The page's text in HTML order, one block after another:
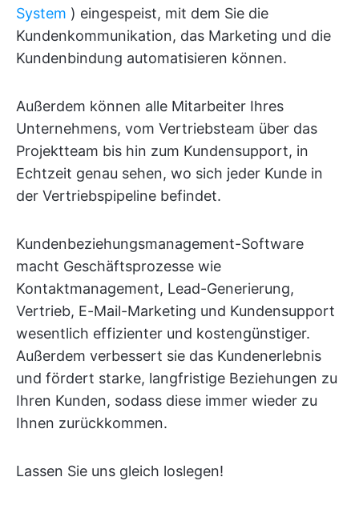
System ) eingespeist, mit dem Sie die
Kundenkommunikation, das Marketing und die
Kundenbindung automatisieren können.
Außerdem können alle Mitarbeiter Ihres
Unternehmens, vom Vertriebsteam über das
Projektteam bis hin zum Kundensupport, in
Echtzeit genau sehen, wo sich jeder Kunde in
der Vertriebspipeline befindet.
Kundenbeziehungsmanagement-Software
macht Geschäftsprozesse wie
Kontaktmanagement, Lead-Generierung,
Vertrieb, E-Mail-Marketing und Kundensupport
wesentlich effizienter und kostengünstiger.
Außerdem verbessert sie das Kundenerlebnis
und fördert starke, langfristige Beziehungen zu
Ihren Kunden, sodass diese immer wieder zu
Ihnen zurückkommen.
Lassen Sie uns gleich loslegen!